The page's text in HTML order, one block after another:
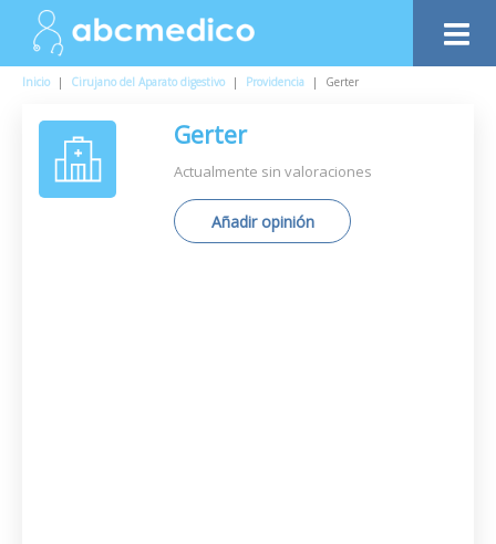
Inicio | Cirujano del Aparato digestivo | Providencia | Gerter
Gerter
Actualmente sin valoraciones
Añadir opinión